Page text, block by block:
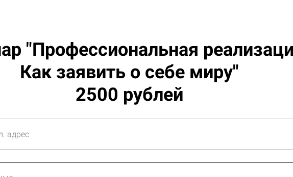
"Профессиональная
Как заявить о себе миру"
2500 рублей